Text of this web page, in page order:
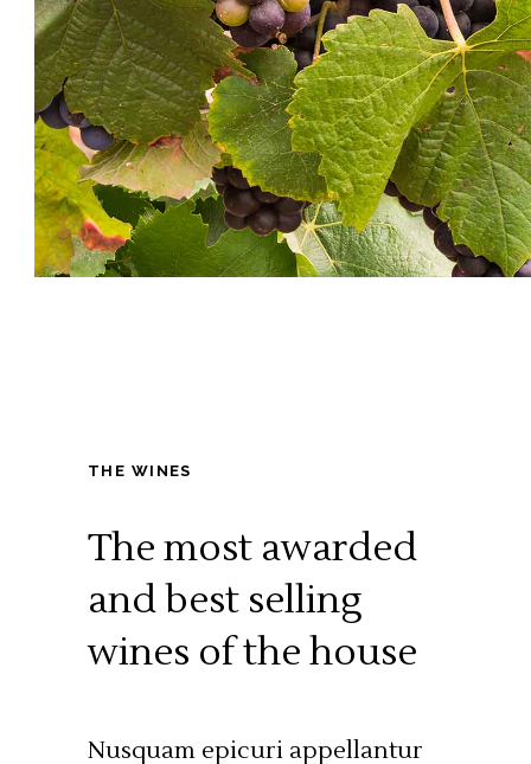
THE WINES
The most awarded
andbest selling
wines of the house
Nusquam epicuri appellantur